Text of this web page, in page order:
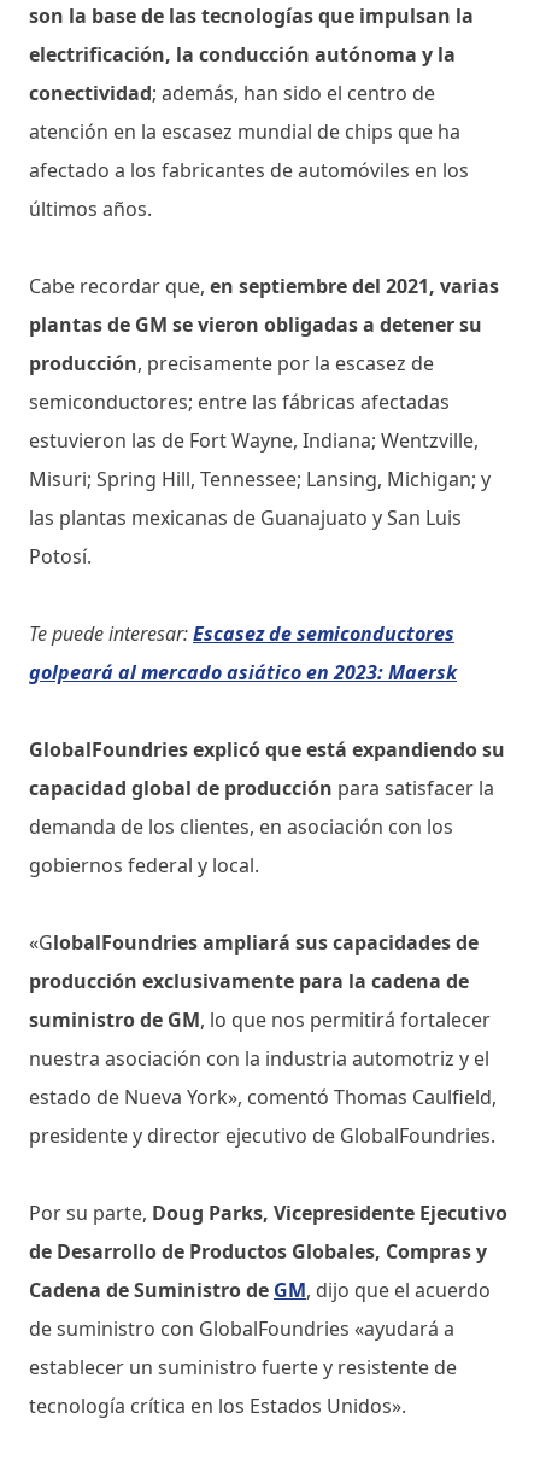
son la base de las tecnologías que impulsan la
electrificación, la conducción autónoma y la
conectividad; además, han sido el centro de
atención en la escasez mundial de chips que ha
afectado a los fabricantes de automóviles en los
últimos años.
Cabe recordar que, en septiembre del 2021, varias
plantas de GM se vieron obligadas a detener su
producción, precisamente por la escasez de
semiconductores; entre las fábricas afectadas
estuvieron las de Fort Wayne, Indiana; Wentzville,
Misuri; Spring Hill, Tennessee; Lansing, Michigan; y
las plantas mexicanas de Guanajuato y San Luis
Potosí.
Te puede interesar:Escasez de semiconductores
golpeará al mercado asiático en 2023: Maersk
GlobalFoundries explicó que está expandiendo su
capacidad global de producción para satisfacer la
demanda de los clientes, en asociación con los
gobiernos federal y local.
«GlobalFoundries ampliará sus capacidades de
producción exclusivamente para la cadena de
suministro de GM, lo que nos permitirá fortalecer
nuestra asociación con la industria automotriz y el
estado de Nueva York», comentó Thomas Caulfield,
presidente y director ejecutivo de GlobalFoundries.
Por su parte, Doug Parks, Vicepresidente Ejecutivo
de Desarrollo de Productos Globales, Compras y
Cadena de Suministro de GM, dijo que el acuerdo
de suministro con GlobalFoundries «ayudará a
establecer un suministro fuerte y resistente de
tecnología crítica en los Estados Unidos».